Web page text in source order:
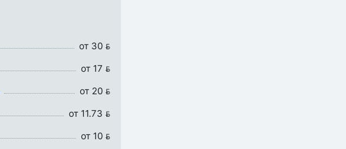
от 30 
от 17 
от 20 
от 11.73 
от 10 